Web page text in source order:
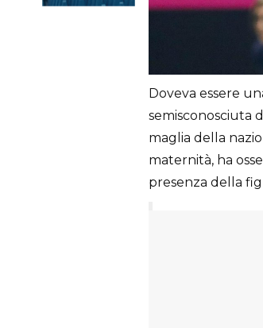
Doveva essere
semisconosciuta
maglia della
maternità, ha
presenza della